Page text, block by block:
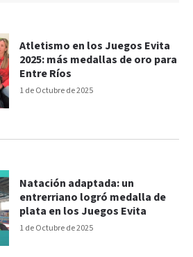
1 de Octubre de 2025
Atletismo en los Juegos Evita
2025: más medallas de oro para
Entre Ríos
1 de Octubre de 2025
Natación adaptada: un
entrerriano logró medalla de
plata en los Juegos Evita